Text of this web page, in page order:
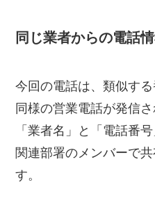
同じ業者からの電話
今回の電話は、類似す
同様の営業電話が発信さ
「業者名」と「電話番
関連部署のメンバーで
す。